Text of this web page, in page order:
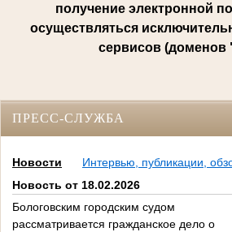
получение электронной
осуществляться
сервисов (доменов
ПРЕСС-СЛУЖБА
Новости
Интервью, публикации,
Новость от 18.02.2026
Бологовским городским судом
рассматривается гражданское дело о